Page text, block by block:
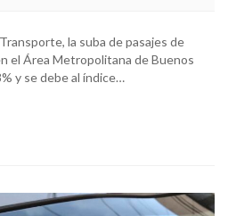
la suba de pasajes de
el Área Metropolitana de Buenos
y se debe al índice…